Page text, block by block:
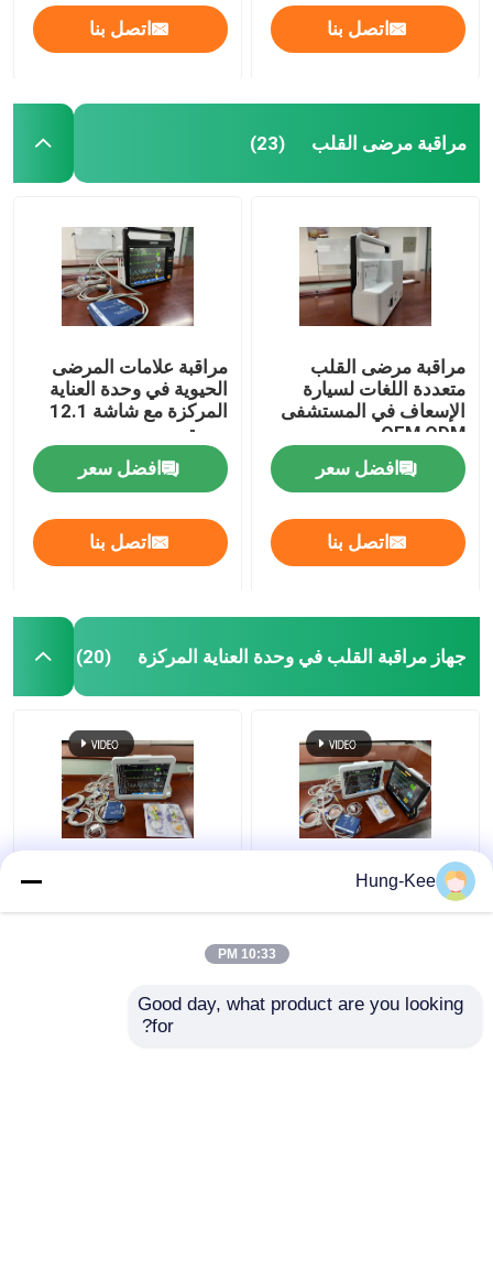
اتصل بنا اتصل بنا
مراقبة مرضى القلب (23)
مراقبة مرضى القلب
متعددة اللغات لسيارة
الإسعاف في المستشفى
OEM ODM
افضل سعر
اتصل بنا
مراقبة علامات المرضى
الحيوية في وحدة العناية
المركزة مع شاشة 12.1
بوصة
افضل سعر
اتصل بنا
جهاز مراقبة القلب في وحدة العناية المركزة (20)
جهاز مراقبة القلب
المحمول لوحدة العناية
للتشخيص للمواليد الجدد
الولادة
Hung-Kee
10:33 PM
Good day, what product are you looking
for?